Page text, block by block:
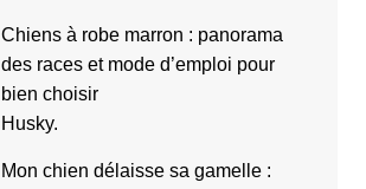
Chiens à robe marron : panorama
des races et mode d’emploi pour
bien choisir
Husky.
Mon chien délaisse sa gamelle :